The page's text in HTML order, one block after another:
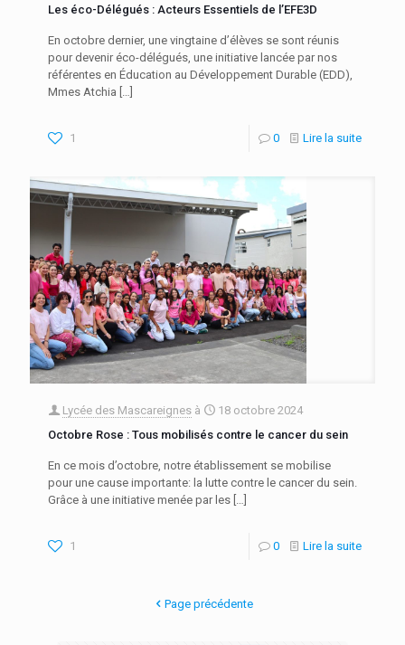
Les éco-Délégués : Acteurs Essentiels de l’EFE3D
En octobre dernier, une vingtaine d’élèves se sont réunis
pour devenir éco-délégués, une initiative lancée par nos
référentes en Éducation au Développement Durable (EDD),
Mmes Atchia […]
1 0 Lire la suite
Lycée des Mascareignes à
18 octobre 2024
Octobre Rose : Tous mobilisés contre le cancer du sein
En ce mois d’octobre, notre établissement se mobilise
pour une cause importante: la lutte contre le cancer du sein.
Grâce à une initiative menée par les […]
1 0 Lire la suite
Page précédente